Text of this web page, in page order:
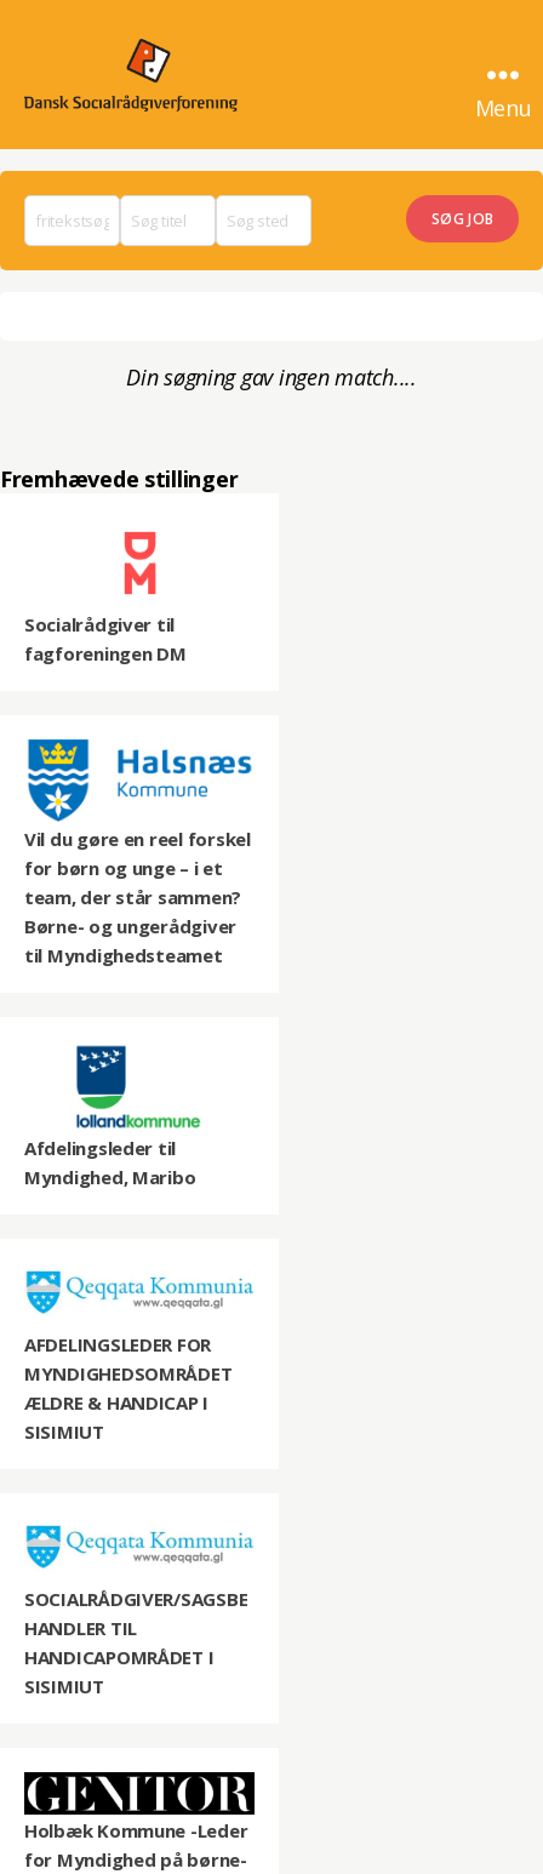
Menu
Din søgning gav ingen match....
Fremhævede stillinger
Socialrådgiver til
fagforeningen DM
Vil du gøre en reel forskel
for børn og unge – i et
team, der står sammen?
Børne- og ungerådgiver
til Myndighedsteamet
Afdelingsleder til
Myndighed, Maribo
AFDELINGSLEDER FOR
MYNDIGHEDSOMRÅDET
ÆLDRE & HANDICAP I
SISIMIUT
SOCIALRÅDGIVER/SAGSBE
HANDLER TIL
HANDICAPOMRÅDET I
SISIMIUT
Holbæk Kommune -Leder
for Myndighed på børne-